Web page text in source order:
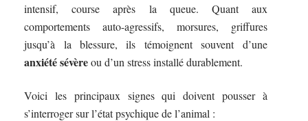
intensif, course après la queue. Quant aux
comportements auto-agressifs, morsures, griffures
jusqu’à la blessure, ils témoignent souvent d’une
anxiété sévèreou d’un stress installé durablement.
Voici les principaux signes qui doivent pousser à
s’interroger sur l’état psychique de l’animal :